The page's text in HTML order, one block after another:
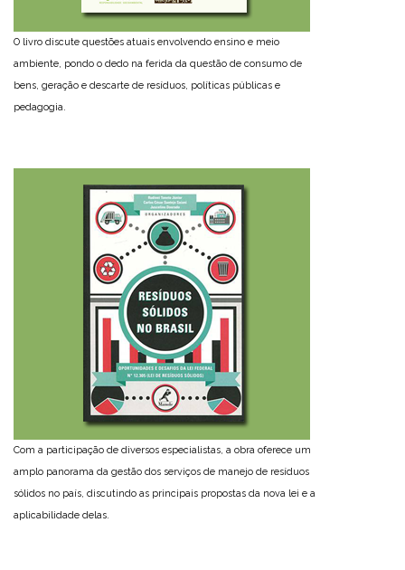
O livro discute questões atuais envolvendo ensino e meio
ambiente, pondo o dedo na ferida da questão de consumo de
bens, geração e descarte de resíduos, políticas públicas e
pedagogia.
Com a participação de diversos especialistas, a obra oferece um
amplo panorama da gestão dos serviços de manejo de resíduos
sólidos no país, discutindo as principais propostas da nova lei e a
aplicabilidade delas.